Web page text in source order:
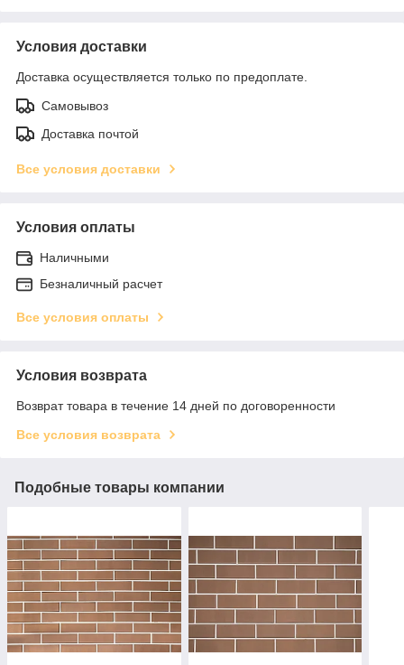
Условия доставки
Доставка осуществляется только по предоплате.
Самовывоз
Доставка почтой
Все условия доставки
Условия оплаты
Наличными
Безналичный расчет
Все условия оплаты
Условия возврата
Возврат товара в течение 14 дней по договоренности
Все условия возврата
Подобные товары компании